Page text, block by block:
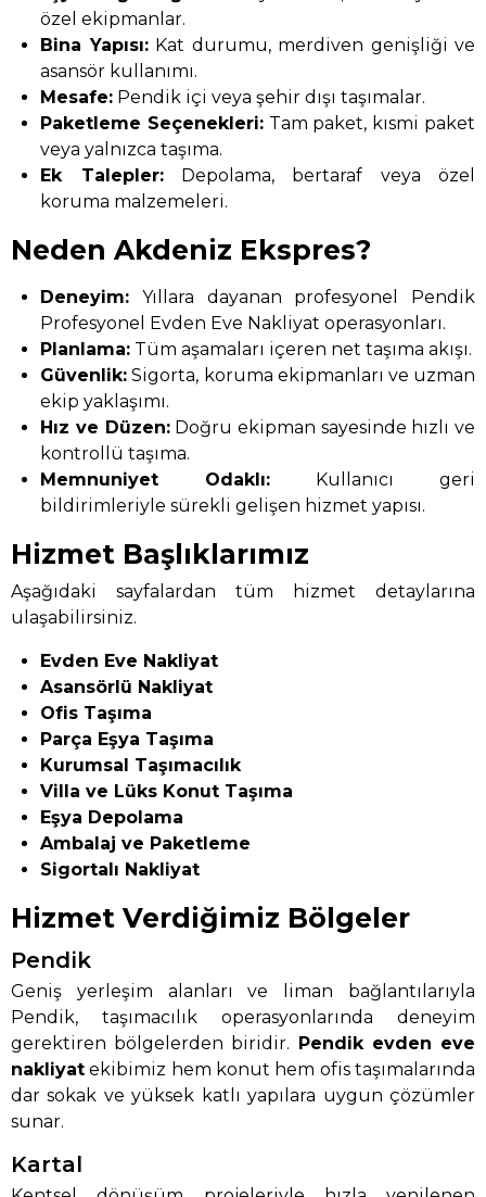
özel ekipmanlar.
Bina Yapısı:Kat durumu, merdiven genişliği ve
asansör kullanımı.
Mesafe: Pendik içi veya şehir dışı taşımalar.
Paketleme Seçenekleri:Tam paket, kısmi paket
veya yalnızca taşıma.
Ek Talepler:Depolama, bertaraf veya özel
koruma malzemeleri.
Neden Akdeniz Ekspres?
Deneyim: Yıllara dayanan profesyonel Pendik
Profesyonel Evden Eve Nakliyat operasyonları.
Planlama: Tüm aşamaları içeren net taşıma akışı.
Güvenlik: Sigorta, koruma ekipmanları ve uzman
ekip yaklaşımı.
Hız ve Düzen:Doğru ekipman sayesinde hızlı ve
kontrollü taşıma.
Memnuniyet Odaklı: Kullanıcı geri
bildirimleriyle sürekli gelişen hizmet yapısı.
Hizmet Başlıklarımız
Aşağıdaki sayfalardan tüm hizmet detaylarına
ulaşabilirsiniz.
Evden Eve Nakliyat
Asansörlü Nakliyat
Ofis Taşıma
Parça Eşya Taşıma
Kurumsal Taşımacılık
Villa ve Lüks Konut Taşıma
Eşya Depolama
Ambalaj ve Paketleme
Sigortalı Nakliyat
Hizmet Verdiğimiz Bölgeler
Pendik
Geniş yerleşim alanları ve liman bağlantılarıyla
Pendik, taşımacılık operasyonlarında deneyim
gerektiren bölgelerden biridir.
Pendik evden eve
nakliyat ekibimiz hem konut hem ofis taşımalarında
dar sokak ve yüksek katlı yapılara uygun çözümler
sunar.
Kartal